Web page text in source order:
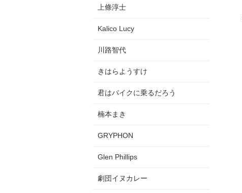
上條淳士
Kalico Lucy
川路智代
きはらようすけ
君はバイクに乗るだろう
楠本まき
GRYPHON
Glen Phillips
劇団イヌカレー